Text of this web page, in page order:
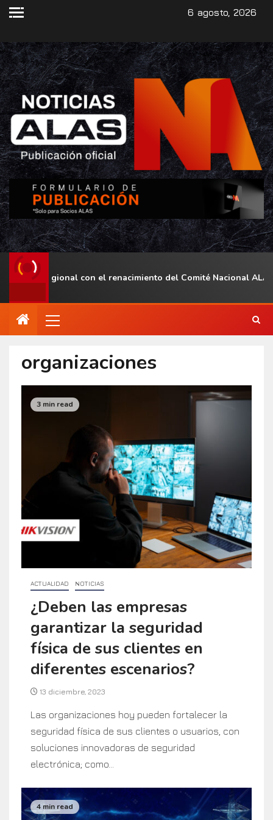
6 agosto, 2026
regional con el renacimiento del Comité Nacional ALAS
organizaciones
3 min read
ACTUALIDAD NOTICIAS
¿Deben las empresas
garantizar la seguridad
física de sus clientes en
diferentes escenarios?
13 diciembre, 2023
Las organizaciones hoy pueden fortalecer la
seguridad física de sus clientes o usuarios, con
soluciones innovadoras de seguridad
electrónica; como...
4 min read